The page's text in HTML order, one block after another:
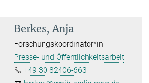
Berkes, Anja
Forschungskoordinator*in
Presse- und Öffentlichkeitsarbeit
+49 30 82406-663